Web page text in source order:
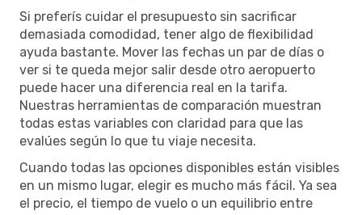
Si preferís cuidar el presupuesto sin sacrificar
demasiada comodidad, tener algo de flexibilidad
ayuda bastante. Mover las fechas un par de días o
ver si te queda mejor salir desde otro aeropuerto
puede hacer una diferencia real en la tarifa.
Nuestras herramientas de comparación muestran
todas estas variables con claridad para que las
evalúes según lo que tu viaje necesita.
Cuando todas las opciones disponibles están visibles
en un mismo lugar, elegir es mucho más fácil. Ya sea
el precio, el tiempo de vuelo o un equilibrio entre